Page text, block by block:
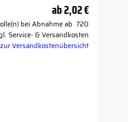
ab2,02 €
bei Abnahme ab 720
Service- & Versandkosten
Versandkostenübersicht